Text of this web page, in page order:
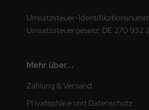
Umsatzsteuer-
Umsatzsteuergesetz: DE 270 932
Mehr über...
Zahlung & Versand
Privatsphäre und Datenschutz